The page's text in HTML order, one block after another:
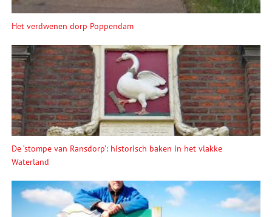
Het verdwenen dorp Poppendam
De ‘stompe van Ransdorp’: historisch baken in het vlakke
Waterland